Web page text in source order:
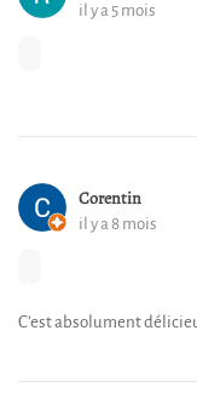
il y a 5 mois
Corentin
il y a 8 mois
C’est absolument